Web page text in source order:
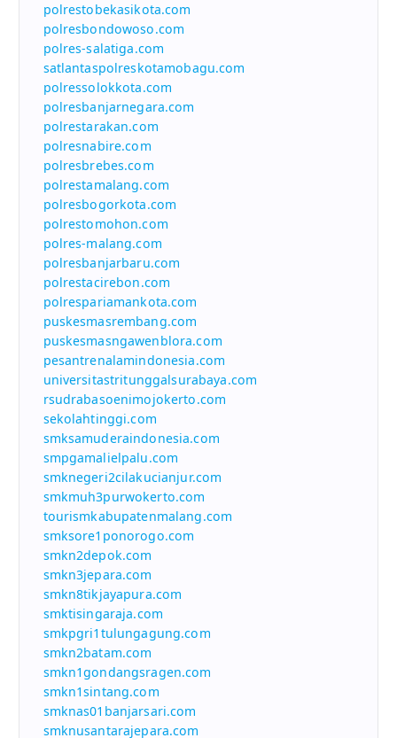
polrestobekasikota.com
polresbondowoso.com
polres-salatiga.com
satlantaspolreskotamobagu.com
polressolokkota.com
polresbanjarnegara.com
polrestarakan.com
polresnabire.com
polresbrebes.com
polrestamalang.com
polresbogorkota.com
polrestomohon.com
polres-malang.com
polresbanjarbaru.com
polrestacirebon.com
polrespariamankota.com
puskesmasrembang.com
puskesmasngawenblora.com
pesantrenalamindonesia.com
universitastritunggalsurabaya.com
rsudrabasoenimojokerto.com
sekolahtinggi.com
smksamuderaindonesia.com
smpgamalielpalu.com
smknegeri2cilakucianjur.com
smkmuh3purwokerto.com
tourismkabupatenmalang.com
smksore1ponorogo.com
smkn2depok.com
smkn3jepara.com
smkn8tikjayapura.com
smktisingaraja.com
smkpgri1tulungagung.com
smkn2batam.com
smkn1gondangsragen.com
smkn1sintang.com
smknas01banjarsari.com
smknusantarajepara.com